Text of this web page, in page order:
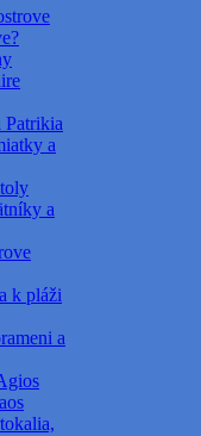
a
a
k pláži
a